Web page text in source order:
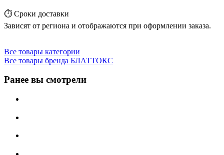
⏱️ Сроки доставки
Зависят от региона и отображаются при оформлении заказа.
Все товары категории
Все товары бренда БЛАТТОКС
Ранее вы смотрели